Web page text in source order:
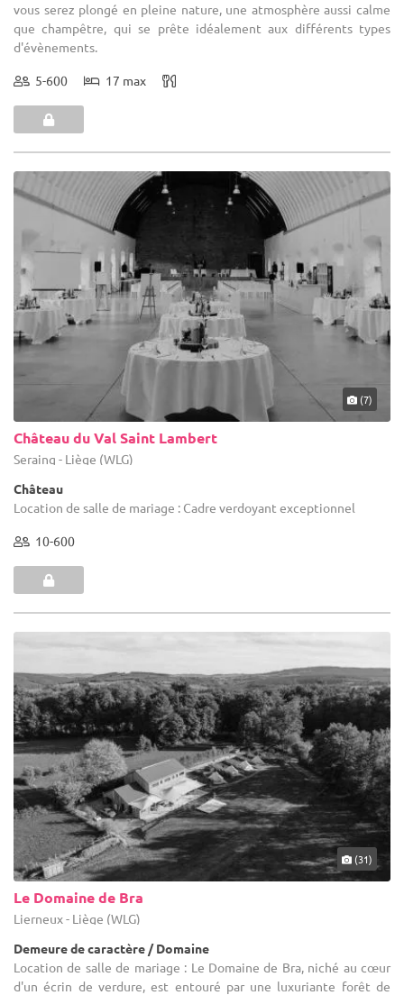
vous serez plongé en pleine nature, une atmosphère aussi calme
que champêtre, qui se prête idéalement aux différents types
d'évènements.
5-600 17 max
(7)
Château du Val Saint Lambert
Seraing - Liège (WLG)
Château
Location de salle de mariage : Cadre verdoyant exceptionnel
10-600
(31)
Le Domaine de Bra
Lierneux - Liège (WLG)
Demeure de caractère / Domaine
Location de salle de mariage : Le Domaine de Bra, niché au cœur
d'un écrin de verdure, est entouré par une luxuriante forêt de